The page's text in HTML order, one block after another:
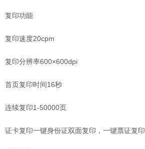
复印功能
复印速度20cpm
复印分辨率600×600dpi
首页复印时间16秒
连续复印1-50000页
证卡复印一键身份证双面复印，一键票证复印